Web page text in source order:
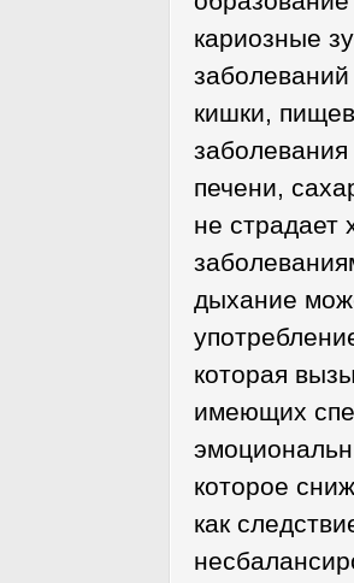
кариозные
кишки,
заболевания
печени,
не страдает
дыхание
которая
имеющих
которое
как